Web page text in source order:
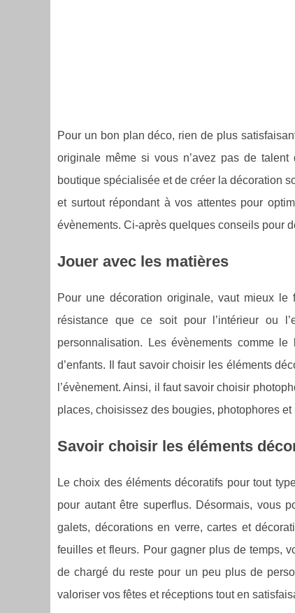
Pour un bon plan déco, rien de plus
originale même si vous n’avez pas de
boutique spécialisée et de créer la décoration
et surtout répondant à vos attentes pour
évènements. Ci-après quelques conseils pour
Jouer avec les matières
Pour une décoration originale, vaut mieux
résistance que ce soit pour l’intérieur ou
personnalisation. Les évènements comme
d’enfants. Il faut savoir choisir les éléments
l’évènement. Ainsi, il faut savoir choisir
places, choisissez des bougies, photophores
Savoir choisir les éléments
Le choix des éléments décoratifs pour tout
pour autant être superflus. Désormais, vous
galets, décorations en verre, cartes et
feuilles et fleurs. Pour gagner plus de temps,
de chargé du reste pour un peu plus de
valoriser vos fêtes et réceptions tout en